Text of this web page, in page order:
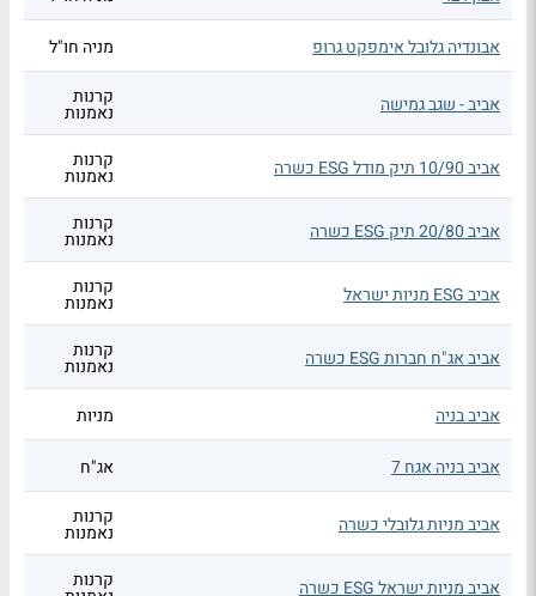
אבונדיה גלובל אימפקט גרופ מניה חו"ל
אביב - שגב גמישה קרנות
נאמנות
אביב 10/90 תיק מודל ESG כשרה קרנות
נאמנות
אביב 20/80 תיק ESG כשרה קרנות
נאמנות
אביב ESG מניות ישראל קרנות
נאמנות
אביב אג"ח חברות ESG כשרה קרנות
נאמנות
אביב בניה
מניות
אביב בניה אגח 7 אג"ח
אביב מניות גלובלי כשרה קרנות
נאמנות
אביב מניות ישראל ESG כשרה קרנות